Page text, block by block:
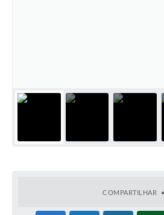
COMPARTILHAR